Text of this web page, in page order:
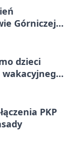
Górniczej.
dzieci
wakacyjnego
PKP